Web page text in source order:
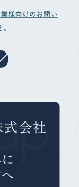
様向けのお問い
式会社